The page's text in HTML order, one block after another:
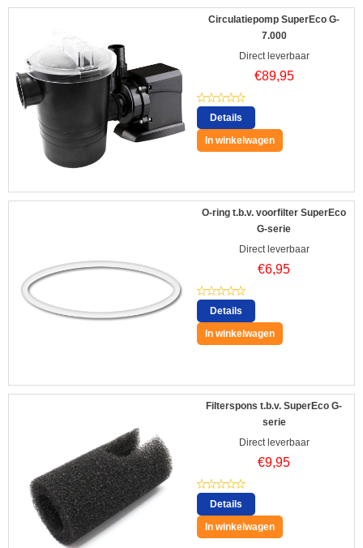
Circulatiepomp SuperEco G-
7.000
Direct leverbaar
€89,95
Details
In winkelwagen
O-ring t.b.v. voorfilter SuperEco
G-serie
Direct leverbaar
€6,95
Details
In winkelwagen
Filterspons t.b.v. SuperEco G-
serie
Direct leverbaar
€9,95
Details
In winkelwagen